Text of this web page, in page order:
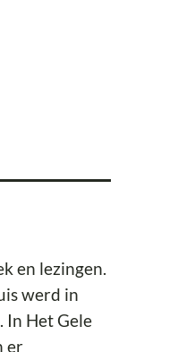
en lezingen.
werd in
In Het Gele
er